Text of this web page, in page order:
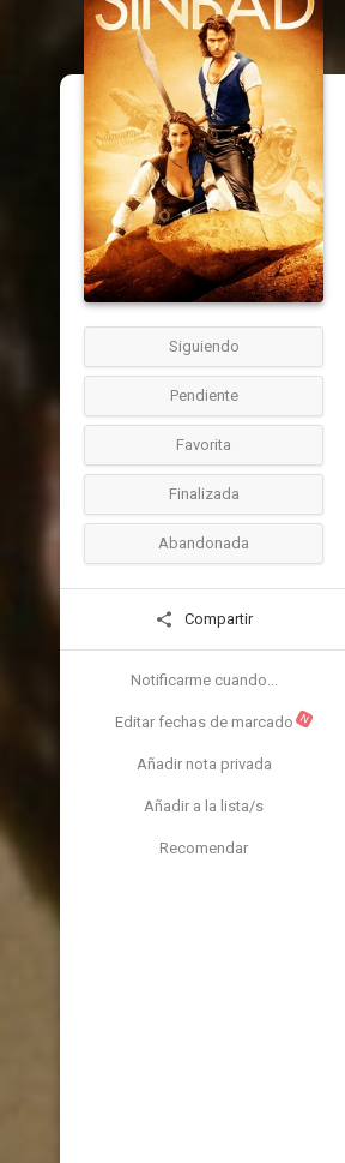
Siguiendo
Pendiente
Favorita
Finalizada
Abandonada
Compartir
Notificarme cuando...
Editar fechas de marcado N
Añadir nota privada
Añadir a la lista/s
Recomendar